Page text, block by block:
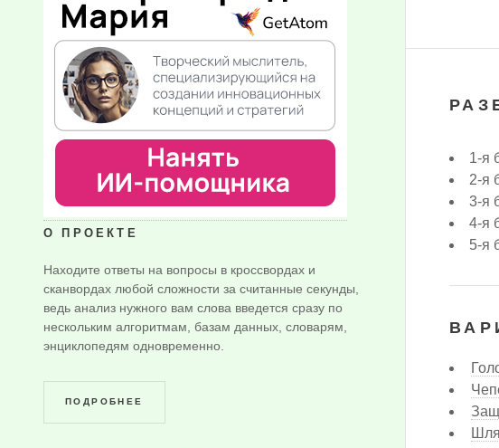
1-я
2-я
3-я
4-я
5-я
О ПРОЕКТЕ
Находите ответы на вопросы в кроссвордах и
сканвордах любой сложности за считанные секунды,
ведь анализ нужного вам слова введется сразу по
нескольким алгоритмам, базам данных, словарям,
энциклопедям одновременно.
ПОДРОБНЕЕ